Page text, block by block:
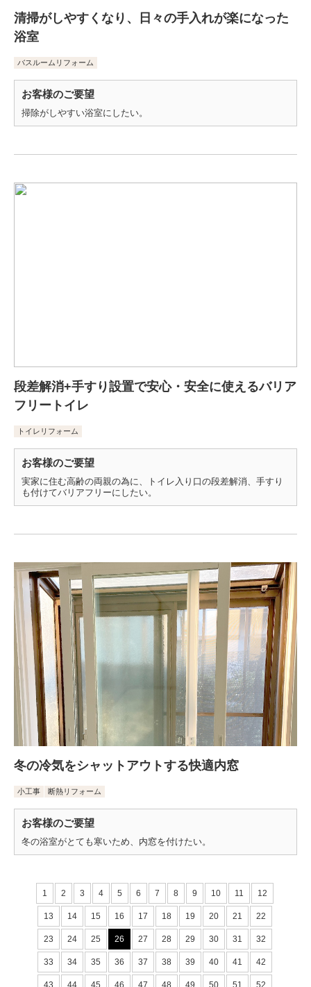
清掃がしやすくなり、日々の手入れが楽になった
浴室
バスルームリフォーム
お客様のご要望
掃除がしやすい浴室にしたい。
段差解消+手すり設置で安心・安全に使えるバリア
フリートイレ
トイレリフォーム
お客様のご要望
実家に住む高齢の両親の為に、トイレ入り口の段差解消、手すり
も付けてバリアフリーにしたい。
冬の冷気をシャットアウトする快適内窓
小工事 断熱リフォーム
お客様のご要望
冬の浴室がとても寒いため、内窓を付けたい。
1 2 3 4 5 6 7 8 9 10 11 12
13 14 15 16 17 18 19 20 21 22
23 24 25 26 27 28 29 30 31 32
33 34 35 36 37 38 39 40 41 42
43 44 45 46 47 48 49 50 51 52